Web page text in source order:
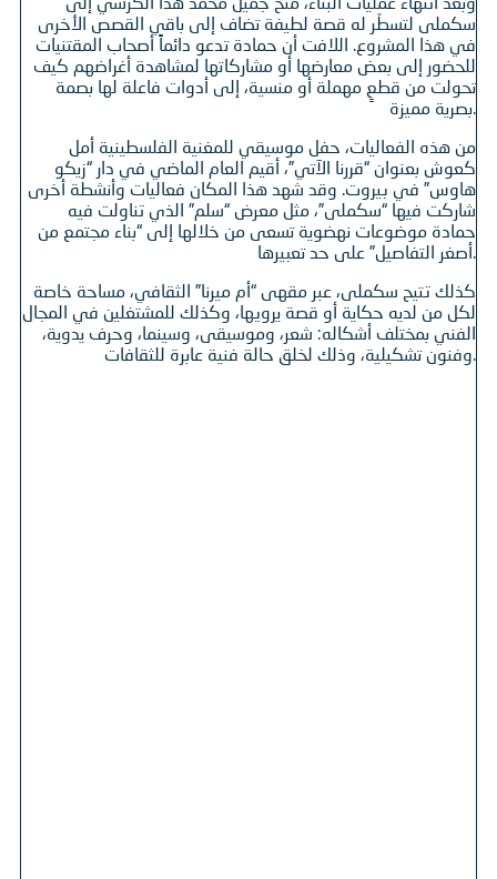
سكملى لتسطّر له قصة لطيفة تضاف إلى باقي القصص الأخرى
في هذا المشروع. اللافت أن حمادة تدعو دائماً أصحاب المقتنيات
للحضور إلى بعض معارضها أو مشاركاتها لمشاهدة أغراضهم كيف
تحولت من قطعٍ مهملة أو منسية، إلى أدوات فاعلة لها بصمة
بصرية مميزة.
من هذه الفعاليات، حفل موسيقي للمغنية الفلسطينية أمل
كعوش بعنوان “قررنا الآتي”، أقيم العام الماضي في دار “زيكو
هاوس” في بيروت. وقد شهد هذا المكان فعاليات وأنشطة أخرى
شاركت فيها “سكملى”، مثل معرض “سلم” الذي تناولت فيه
حمادة موضوعات نهضوية تسعى من خلالها إلى “بناء مجتمع من
أصغر التفاصيل” على حد تعبيرها.
كذلك تتيح سكملى، عبر مقهى “أم ميرنا” الثقافي، مساحة خاصة
لكل من لديه حكاية أو قصة يرويها، وكذلك للمشتغلين في المجال
الفني بمختلف أشكاله: شعر، وموسيقى، وسينما، وحرف يدوية،
وفنون تشكيلية، وذلك لخلق حالة فنية عابرة للثقافات.